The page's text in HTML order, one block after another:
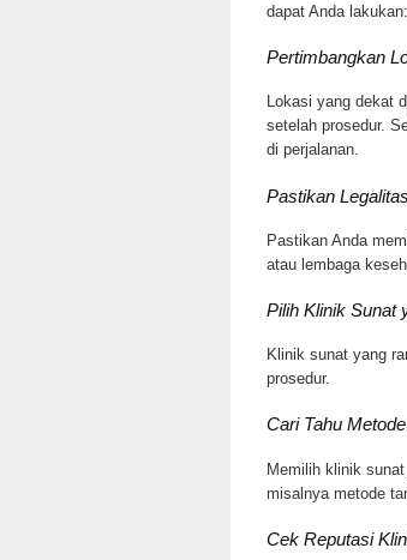
dapat Anda lakukan:
Pertimbangkan
Lokasi yang dekat
setelah prosedur.
di perjalanan.
Pastikan
Pastikan Anda
atau lembaga
Pilih Klinik Sunat
Klinik sunat yang
prosedur.
Cari Tahu
Memilih klinik
misalnya metode
Cek Reputasi